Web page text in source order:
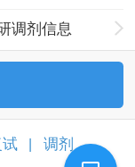
调剂信息
调剂